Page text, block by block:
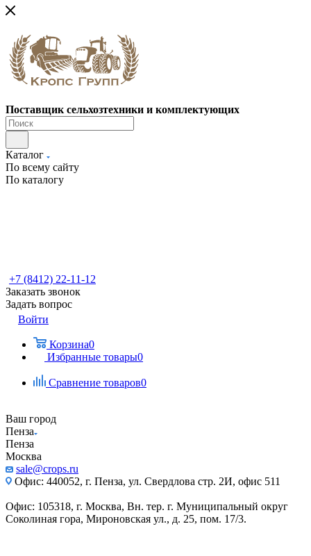
Поставщик сельхозтехники и комплектующих
Каталог
По всему сайту
По каталогу
+7 (8412) 22-11-12
Заказать звонок
Задать вопрос
Войти
Корзина0
Избранные товары0
Сравнение товаров0
Ваш город
Пенза
Пенза
Москва
sale@crops.ru
Офис: 440052, г. Пенза, ул. Свердлова стр. 2И, офис 511
Офис: 105318, г. Москва, Вн. тер. г. Муниципальный округ
Соколиная гора, Мироновская ул., д. 25, пом. 17/3.